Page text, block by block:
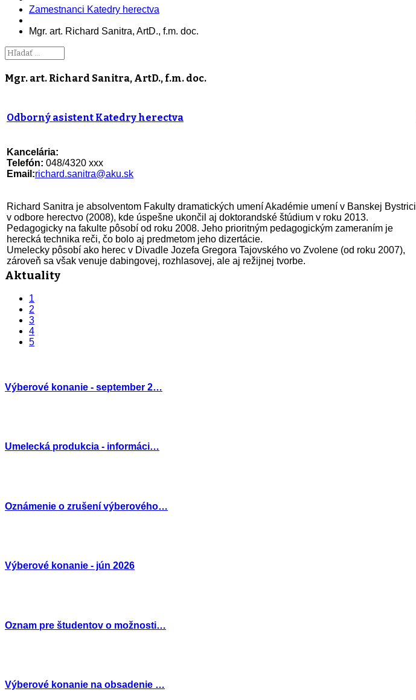
Zamestnanci Katedry herectva
Mgr. art. Richard Sanitra, ArtD., f.m. doc.
Mgr. art. Richard Sanitra, ArtD., f.m. doc.
Odborný asistent Katedry herectva
Kancelária:
Telefón: 048/4320 xxx
Email:richard.sanitra@aku.sk
Richard Sanitra je absolventom Fakulty dramatických umení Akadémie umení v Banskej Bystrici
v odbore herectvo (2008), kde úspešne ukončil aj doktorandské štúdium v roku 2013.
Pedagogicky na fakulte pôsobí od roku 2008. Jeho prioritným pedagogickým zameraním je
herecká technika reči, čo bolo aj predmetom jeho dizertácie.
Umelecky pôsobí ako herec v Divadle Jozefa Gregora Tajovského vo Zvolene (od roku 2007),
zároveň sa však venuje dabingovej, rozhlasovej, ale aj režijnej tvorbe.
Aktuality
1
2
3
4
5
Výberové konanie - september 2…
Umelecká produkcia - informáci…
Oznámenie o zrušení výberového…
Výberové konanie - jún 2026
Oznam pre študentov o možnosti…
Výberové konanie na obsadenie …